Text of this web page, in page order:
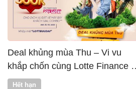
Deal khủng mùa Thu – Vi vu
khắp chốn cùng Lotte Finance x
Vntrip
Hết hạn